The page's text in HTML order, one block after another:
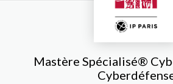
Mastère Spécialisé®